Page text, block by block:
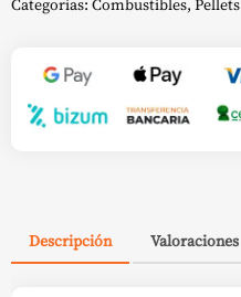
Descripción Valoraciones